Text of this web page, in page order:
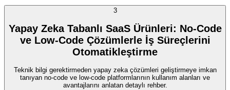
3
Yapay Zeka Tabanlı SaaS Ürünleri: No-Code
ve Low-Code Çözümlerle İş Süreçlerini
Otomatikleştirme
Teknik bilgi gerektirmeden yapay zeka çözümleri geliştirmeye imkan
tanıyan no-code ve low-code platformlarının kullanım alanları ve
avantajlarını anlatan detaylı rehber.